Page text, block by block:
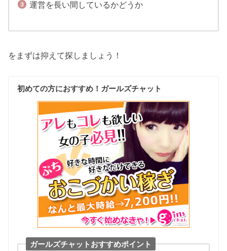
運営を長い間しているかどうか
をまずは抑えて探しましょう！
初めての方におすすめ！ガールズチャット
ガールズチャットおすすめポイント